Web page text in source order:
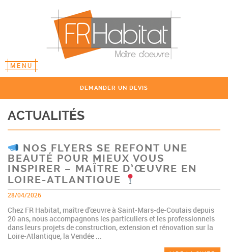
MENU
DEMANDER UN DEVIS
ACTUALITÉS
NOS FLYERS SE REFONT UNE
BEAUTÉ POUR MIEUX VOUS
INSPIRER – MAÎTRE D’ŒUVRE EN
LOIRE-ATLANTIQUE
28/04/2026
Chez FR Habitat, maître d’œuvre à Saint-Mars-de-Coutais depuis
20 ans, nous accompagnons les particuliers et les professionnels
dans leurs projets de construction, extension et rénovation sur la
Loire-Atlantique, la Vendée ...